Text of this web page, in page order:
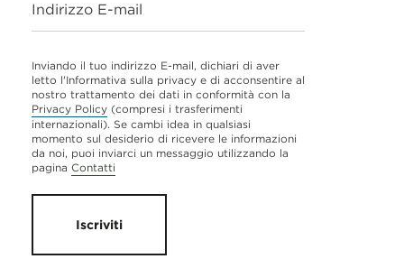
Indirizzo E-mail
Inviando il tuo indirizzo E-mail, dichiari di aver
letto l'Informativa sulla privacy e di acconsentire al
nostro trattamento dei dati in conformità con la
Privacy Policy (compresi i trasferimenti
internazionali). Se cambi idea in qualsiasi
momento sul desiderio di ricevere le informazioni
da noi, puoi inviarci un messaggio utilizzando la
pagina Contatti
Iscriviti